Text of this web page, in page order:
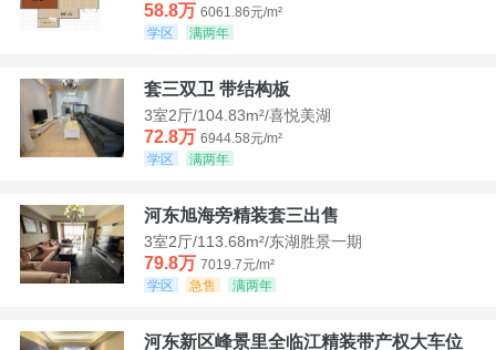
58.8万 6061.86元/m²
学区
满两年
套三双卫 带结构板
3室2厅/104.83m²/喜悦美湖
72.8万 6944.58元/m²
学区
满两年
河东旭海旁精装套三出售
3室2厅/113.68m²/东湖胜景一期
79.8万 7019.7元/m²
学区
急售 满两年
河东新区峰景里全临江精装带产权大车位